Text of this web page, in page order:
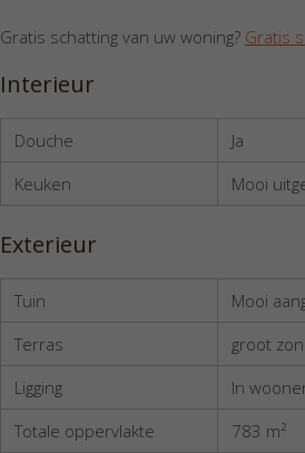
Gratis schatting van uw woning? Gratis
Interieur
Douche
Ja
Keuken
Mooi
Exterieur
Tuin
Mooi
Terras
groot
Ligging
In
Totale oppervlakte
783 m²